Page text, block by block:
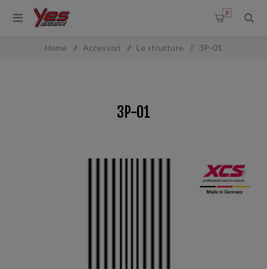
0
Home / Accessori / Le strutture / 3P-01
3P-01